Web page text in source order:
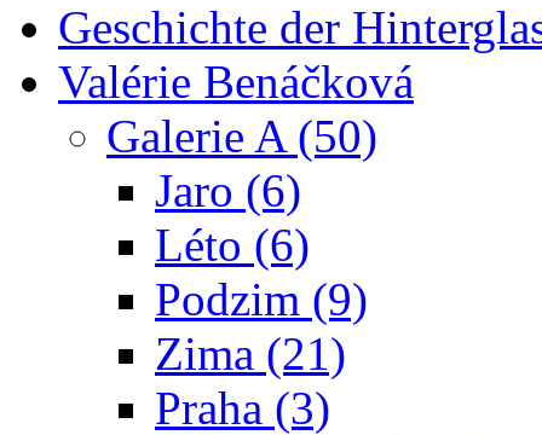
Geschichte der
Valérie Benáčková
Galerie A (50)
Jaro (6)
Léto (6)
Podzim (9)
Zima (21)
Praha (3)